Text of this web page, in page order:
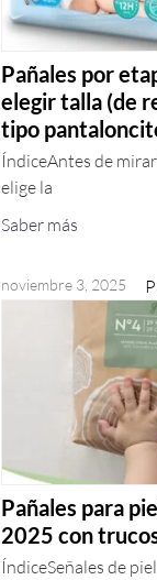
Pañales por
elegir talla (de
tipo
ÍndiceAntes de
elige la
Saber más
noviembre 3, 2025
Pañales para
2025 con
ÍndiceSeñales de